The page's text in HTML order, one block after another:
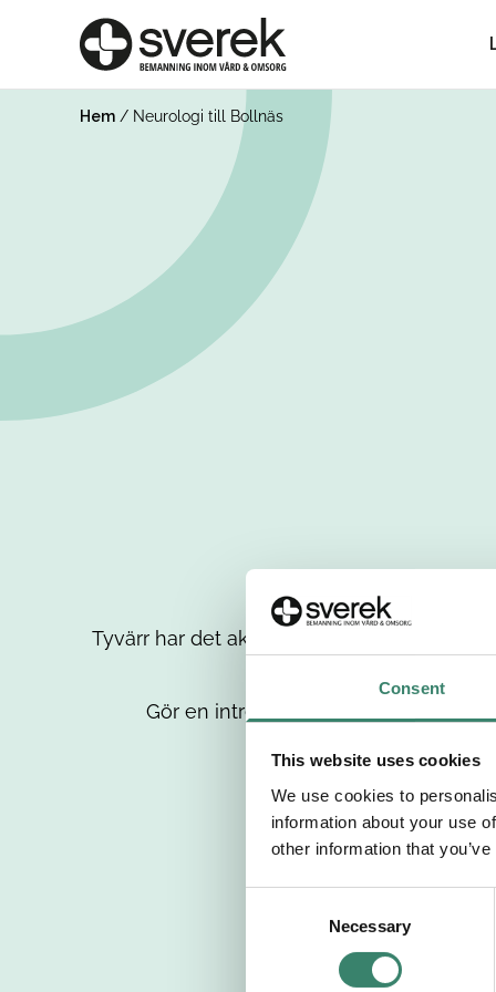
Consent
This website uses cookies
We use cookies to
information about your use
other information that
Necessary
Hem / Neurologi till Bollnäs
Tyvärr har det aktuella jobbet tagits bort
Gör en intresseanmälan så